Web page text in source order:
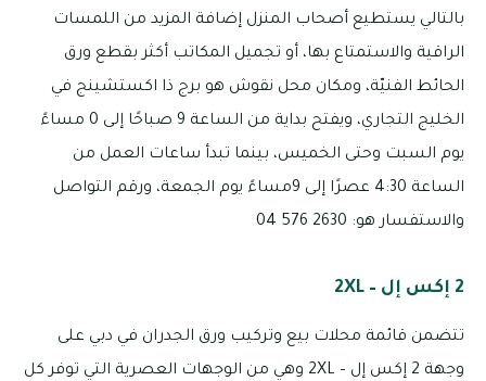
بالتالي يستطيع أصحاب المنزل إضافة المزيد من اللمسات
الراقية والاستمتاع بها، أو تجميل المكاتب أكثر بقطع ورق
الحائط الفنيّة، ومكان محل نقوش هو برج ذا اكستشينج في
الخليج التجاري، ويفتح بداية من الساعة 9 صباحًا إلى 0 مساءً
يوم السبت وحتى الخميس، بينما تبدأ ساعات العمل من
الساعة 4:30 عصرًا إلى 9مساءً يوم الجمعة، ورقم التواصل
والاستفسار هو: 2630 576 04
2 إكس إل – 2XL
تتضمن قائمة محلات بيع وتركيب ورق الجدران في دبي على
وجهة 2 إكس إل – 2XL وهي من الوجهات العصرية التي توفر كل